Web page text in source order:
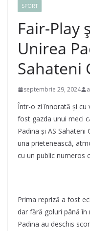
SPORT
Fair-Play
Unirea
Sahateni
septembrie 29, 2024
Într-o zi înnorată și cu
fost gazda unui meci
Padina și AS
una prietenească,
cu un public numeros
Prima repriză a fost
dar fără goluri până în
Padina au deschis